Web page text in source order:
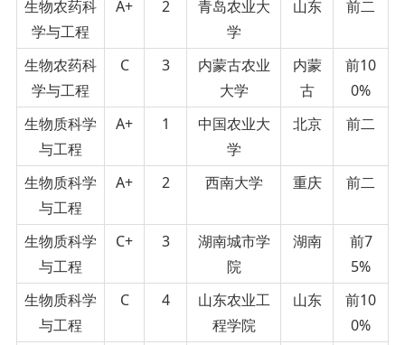
生物农药科
学与工程
A+ 2
青岛农业大
学
山东 前二
生物农药科
学与工程
C 3
内蒙古农业
大学
内蒙
古
前10
0%
生物质科学
与工程
A+ 1
中国农业大
学
北京 前二
生物质科学
与工程
A+ 2 西南大学 重庆 前二
生物质科学
与工程
C+ 3
湖南城市学
院
湖南
前7
5%
生物质科学
与工程
C 4
山东农业工
程学院
山东
前10
0%